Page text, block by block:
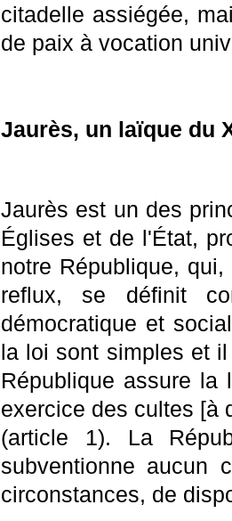
citadelle assiégée,
de paix à vocation
Jaurès, un laïque du
Jaurès est un des
Églises et de l'État,
notre République,
reflux, se définit
démocratique et
la loi sont simples et
République assure la
exercice des cultes [à
(article 1). La
subventionne aucun
circonstances, de